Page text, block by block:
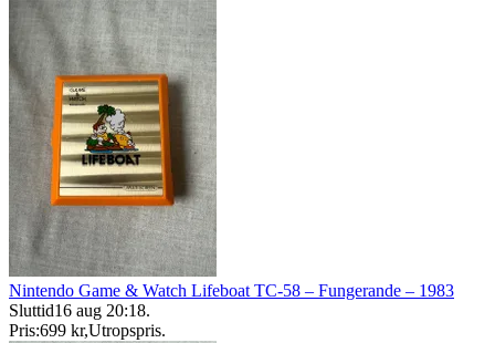
Nintendo Game & Watch Lifeboat TC-58 – Fungerande – 1983
Sluttid16 aug 20:18.
Pris:699 kr,Utropspris.